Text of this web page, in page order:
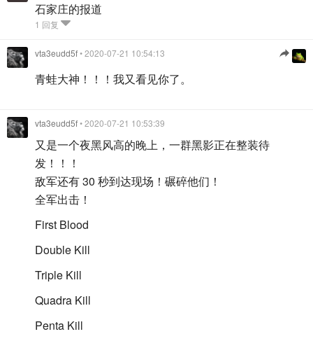
石家庄的报道
1 回复
vta3eudd5f• 2020-07-21 10:54:13
青蛙大神！！！我又看见你了。
vta3eudd5f• 2020-07-21 10:53:39
又是一个夜黑风高的晚上，一群黑影正在整装待
发！！！
敌军还有 30 秒到达现场！碾碎他们！
全军出击！
First Blood
Double Kill
Triple Kill
Quadra Kill
Penta Kill